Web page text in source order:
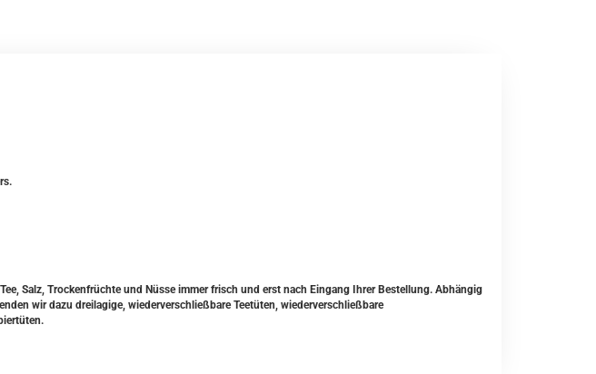
Salz, Trockenfrüchte und Nüsse immer frisch und erst nach Eingang Ihrer Bestellung. Abhängig
wir dazu dreilagige, wiederverschließbare Teetüten, wiederverschließbare